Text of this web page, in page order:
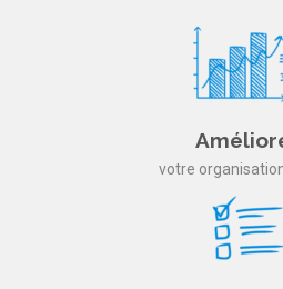
votre